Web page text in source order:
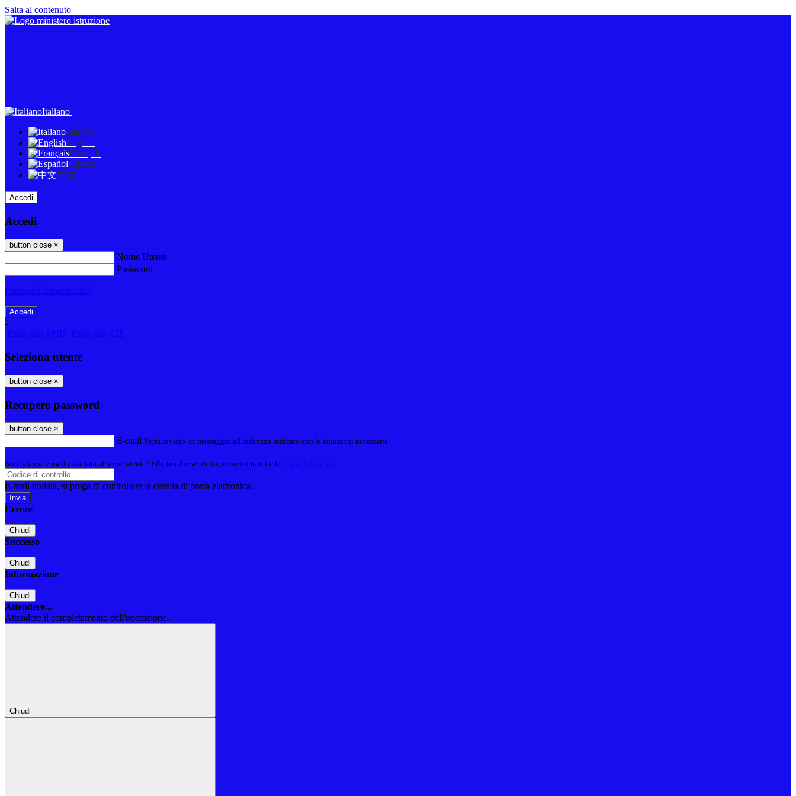
Salta al contenuto
Italiano
Italiano
English
Français
Español
中文
Accedi
Accedi
button close ×
Nome Utente
Password
-
Seleziona utente
button close ×
Recupero password
button close ×
E-mail Verrà inviato un messaggio all'indirizzo indicato con le istruzioni necessarie.
Non hai una e-mail associata al nome utente? Effettua il reset della password tramite la
E-mail inviata, si prega di controllare la casella di posta elettronica!
Errore
Chiudi
Successo
Chiudi
Informazione
Chiudi
Attendere...
Attendere il completamento dell'operazione...
Chiudi